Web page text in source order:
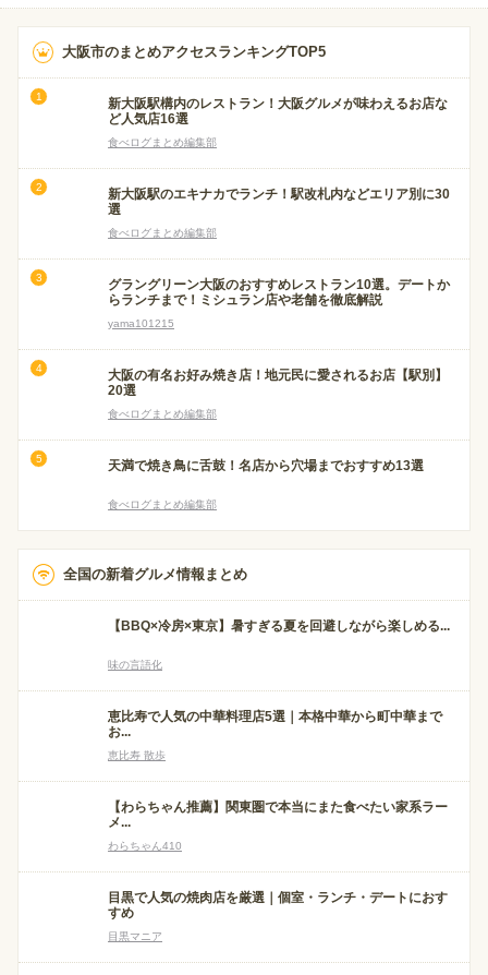
介します。
大阪市のまとめアクセスランキングTOP5
新大阪駅構内のレストラン！大阪グルメが味わえるお店な
ど人気店16選
食べログまとめ編集部
新大阪駅のエキナカでランチ！駅改札内などエリア別に30
選
食べログまとめ編集部
グラングリーン大阪のおすすめレストラン10選。デートか
らランチまで！ミシュラン店や老舗を徹底解説
yama101215
大阪の有名お好み焼き店！地元民に愛されるお店【駅別】
20選
食べログまとめ編集部
天満で焼き鳥に舌鼓！名店から穴場までおすすめ13選
食べログまとめ編集部
全国の新着グルメ情報まとめ
【BBQ×冷房×東京】暑すぎる夏を回避しながら楽しめる...
味の言語化
恵比寿で人気の中華料理店5選｜本格中華から町中華まで
お...
恵比寿 散歩
【わらちゃん推薦】関東圏で本当にまた食べたい家系ラー
メ...
わらちゃん410
目黒で人気の焼肉店を厳選｜個室・ランチ・デートにおす
すめ
目黒マニア